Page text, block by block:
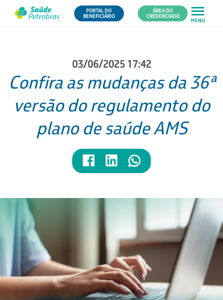
PORTAL DO
BENEFICIÁRIO
ÁREA DO
CREDENCIADO
03/06/2025 17:42
Confira as mudanças da 36ª
versão do regulamento do
plano de saúde AMS